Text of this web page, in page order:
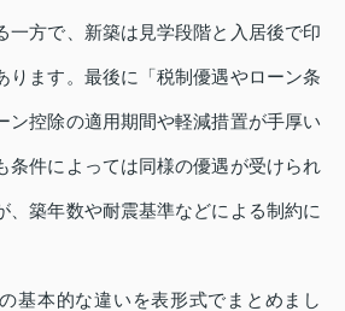
一方で、新築は見学段階と入居後で印
ります。最後に「税制優遇やローン条
ン控除の適用期間や軽減措置が手厚い
条件によっては同様の優遇が受けられ
、築年数や耐震基準などによる制約に
基本的な違いを表形式でまとめまし